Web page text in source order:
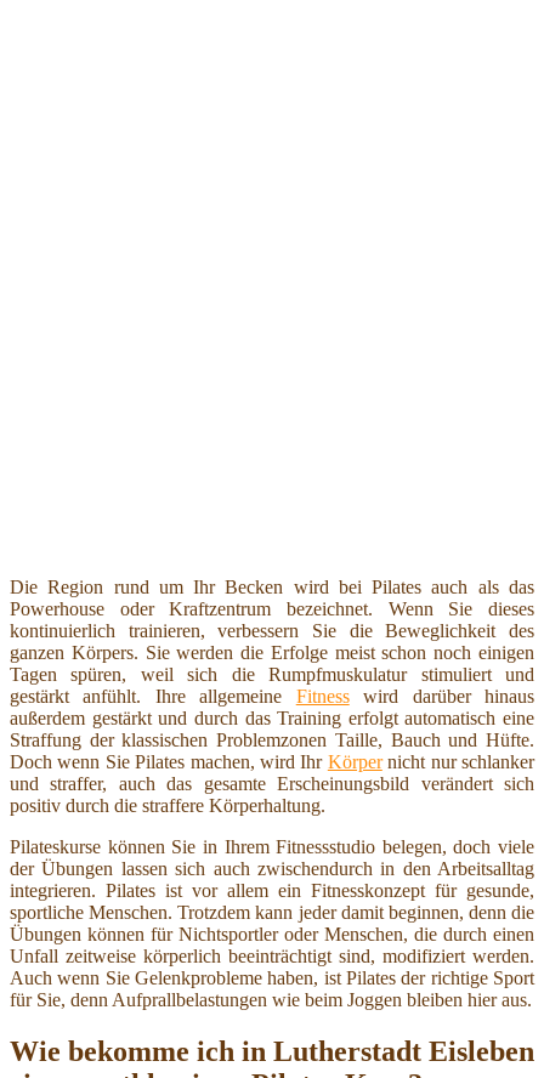
Die Region rund um Ihr Becken wird bei Pilates auch als das
Powerhouse oder Kraftzentrum bezeichnet. Wenn Sie dieses
kontinuierlich trainieren, verbessern Sie die Beweglichkeit des
ganzen Körpers. Sie werden die Erfolge meist schon noch einigen
Tagen spüren, weil sich die Rumpfmuskulatur stimuliert und
gestärkt anfühlt. Ihre allgemeine Fitnesswird darüber hinaus
außerdem gestärkt und durch das Training erfolgt automatisch eine
Straffung der klassischen Problemzonen Taille, Bauch und Hüfte.
Doch wenn Sie Pilates machen, wird Ihr Körpernicht nur schlanker
und straffer, auch das gesamte Erscheinungsbild verändert sich
positiv durch die straffere Körperhaltung.
Pilateskurse können Sie in Ihrem Fitnessstudio belegen, doch viele
der Übungen lassen sich auch zwischendurch in den Arbeitsalltag
integrieren. Pilates ist vor allem ein Fitnesskonzept für gesunde,
sportliche Menschen. Trotzdem kann jeder damit beginnen, denn die
Übungen können für Nichtsportler oder Menschen, die durch einen
Unfall zeitweise körperlich beeinträchtigt sind, modifiziert werden.
Auch wenn Sie Gelenkprobleme haben, ist Pilates der richtige Sport
für Sie, denn Aufprallbelastungen wie beim Joggen bleiben hier aus.
Wie bekomme ich in Lutherstadt Eisleben